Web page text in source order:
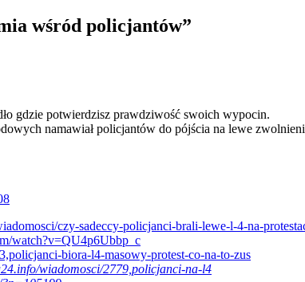
wśród policjantów”
gdzie potwierdzisz prawdziwość swoich wypocin.
namawiał policjantów do pójścia na lewe
czy-sadeccy-policjanci-brali-lewe-l-4-na-
watch?v=QU4p6Ubbp_c
biora-l4-masowy-protest-co-na-to-zus
wiadomosci/2779,policjanci-na-l4